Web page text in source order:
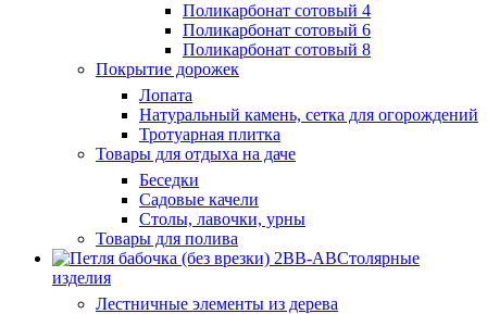
Поликарбонат сотовый 4
Поликарбонат сотовый 6
Поликарбонат сотовый 8
Покрытие дорожек
Лопата
Натуральный камень, сетка для огорождений
Тротуарная плитка
Товары для отдыха на даче
Беседки
Садовые качели
Столы, лавочки, урны
Товары для полива
Столярные
изделия
Лестничные элементы из дерева